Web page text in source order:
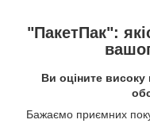
"ПакетПак":
Ви оціните високу
Бажаємо приємних